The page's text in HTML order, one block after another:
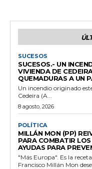
SUCESOS
SUCESOS.- UN
VIVIENDA DE
QUEMADURAS A UN
Un incendio originado
Cedeira (A...
8 agosto, 2026
POLÍTICA
MILLÁN MON (PP)
PARA COMBATIR
AYUDAS PARA
"Más Europa". Es la
Francisco Millán Mon